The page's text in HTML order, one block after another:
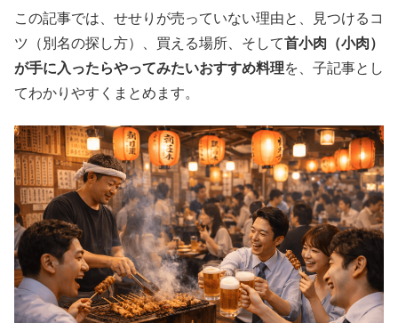
この記事では、せせりが売っていない理由と、見つけるコ
ツ（別名の探し方）、買える場所、そして首小肉（小肉）
が手に入ったらやってみたいおすすめ料理を、子記事とし
てわかりやすくまとめます。